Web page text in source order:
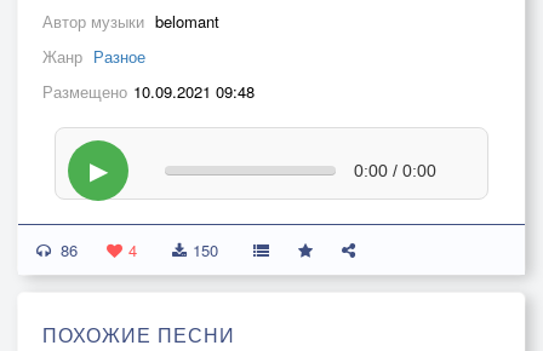
Автор музыки belomant
Жанр Разное
Размещено 10.09.2021 09:48
▶ 0:00 / 0:00
86 4 150
ПОХОЖИЕ ПЕСНИ